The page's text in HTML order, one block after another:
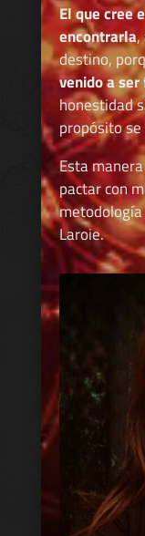
El que cree
encontrarla,
destino,
venido a
honestidad
propósito
Esta
pactar con
Laroie.